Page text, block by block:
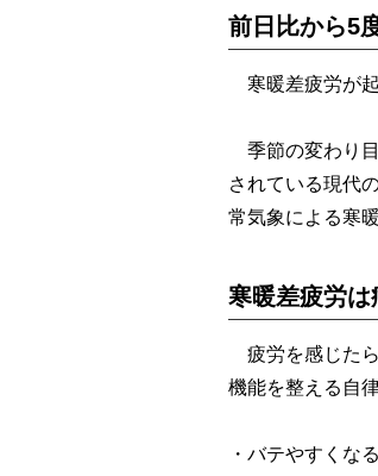
前日比から5
寒暖差疲労が起
季節の変わり
されている現代
常気象による寒
寒暖差疲労は
疲労を感じた
機能を整える自
・バテやすくなる